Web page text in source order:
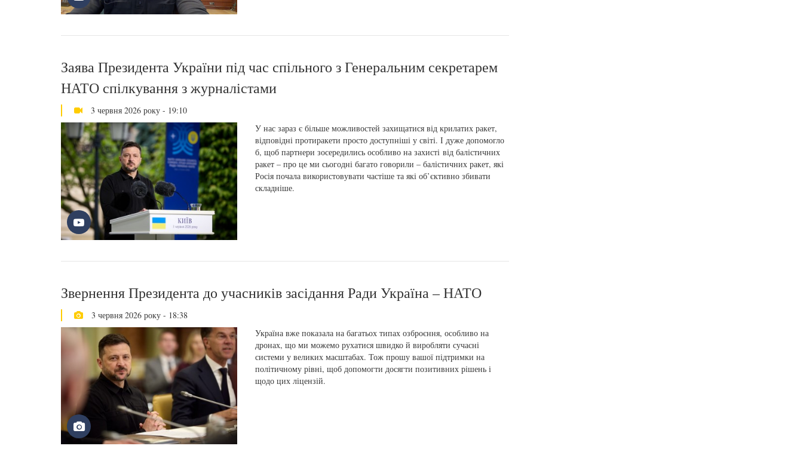
Заява Президента України під час спільного з Генеральним секретарем
НАТО спілкування з журналістами
3 червня 2026 року - 19:10
У нас зараз є більше можливостей захищатися від крилатих ракет,
відповідні протиракети просто доступніші у світі. І дуже допомогло
б, щоб партнери зосередились особливо на захисті від балістичних
ракет – про це ми сьогодні багато говорили – балістичних ракет, які
Росія почала використовувати частіше та які об’єктивно збивати
складніше.
Звернення Президента до учасників засідання Ради Україна – НАТО
3 червня 2026 року - 18:38
Україна вже показала на багатьох типах озброєння, особливо на
дронах, що ми можемо рухатися швидко й виробляти сучасні
системи у великих масштабах. Тож прошу вашої підтримки на
політичному рівні, щоб допомогти досягти позитивних рішень і
щодо цих ліцензій.